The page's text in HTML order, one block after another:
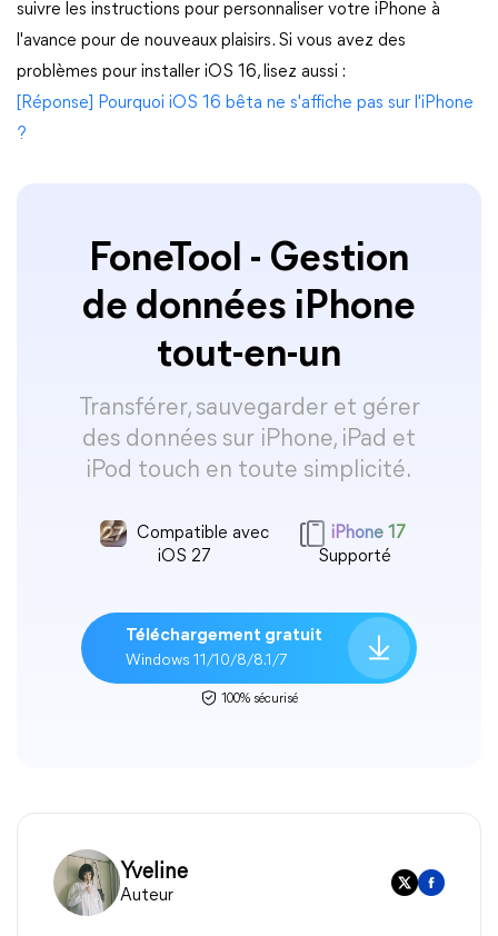
suivre les instructions pour personnaliser votre iPhone à
l'avance pour de nouveaux plaisirs. Si vous avez des
problèmes pour installer iOS 16, lisez aussi :
[Réponse] Pourquoi iOS 16 bêta ne s'affiche pas sur l'iPhone
?
FoneTool - Gestion
de données iPhone
tout-en-un
Transférer, sauvegarder et gérer
des données sur iPhone, iPad et
iPod touch en toute simplicité.
Compatible avec
iOS 27
iPhone 17
Supporté
Téléchargement gratuit
Windows 11/10/8/8.1/7
100% sécurisé
Yveline
Auteur